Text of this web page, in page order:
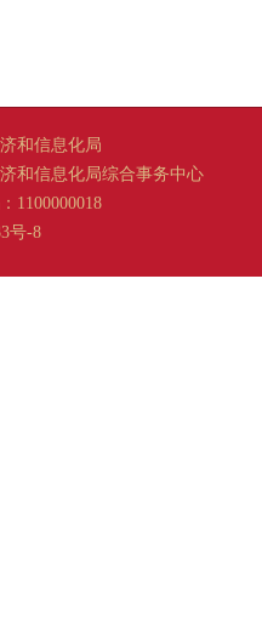
和信息化局
和信息化局综合事务中心
1100000018
号-8